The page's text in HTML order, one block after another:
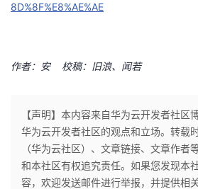
8D%8F%E8%AE%AE
作者：安 校稿：旧浪、闻若
【声明】本内容来自华为云开发者社区
华为云开发者社区的观点和立场。转载
（华为云社区）、文章链接、文章作者
和本社区有权追究责任。如果您发现本
容，欢迎发送邮件进行举报，并提供相